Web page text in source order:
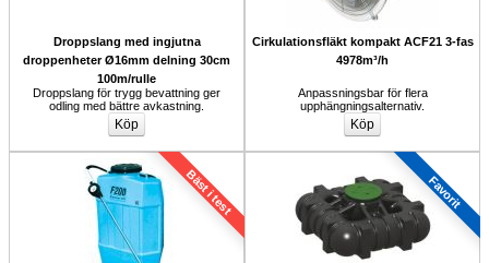
Droppslang med ingjutna
droppenheter Ø16mm delning 30cm
100m/rulle
Droppslang för trygg bevattning ger
odling med bättre avkastning.
Cirkulationsfläkt kompakt ACF21 3-fas
4978m³/h
Anpassningsbar för flera
upphängningsalternativ.
Bäst i test Favorit